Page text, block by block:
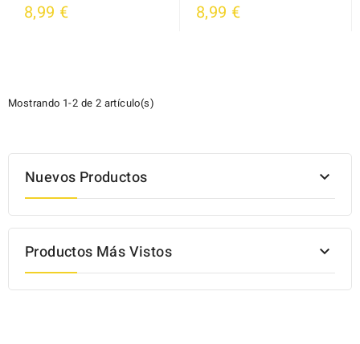
8,99 € 8,99 €
Mostrando 1-2 de 2 artículo(s)
Nuevos Productos 
Productos Más Vistos 